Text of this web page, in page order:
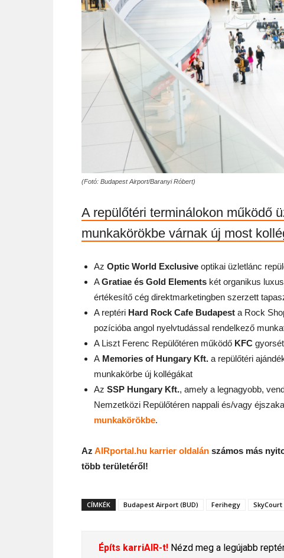
(Fotó: Budapest Airport/Baranyi Róbert)
A repülőtéri terminálokon működő
munkakörökbe várnak új most
Az Optic World Exclusive optikai üzletlánc
AGratiae és Gold Elements két organikus
értékesítő cég direktmarketingben szerzett
A reptéri Hard Rock Cafe Budapest a Rock
pozícióba angol nyelvtudással rendelkező
A Liszt Ferenc Repülőtéren működő KFC
A Memories of Hungary Kft. a repülőtéri
munkakörbe új kollégákat
Az SSP Hungary Kft., amely a legnagyobb,
Nemzetközi Repülőtéren nappali és/vagy
munkakörökbe.
Az AIRportal.hu karrier oldalán számos más
több területéről!
CÍMKÉK Budapest Airport (BUD) Ferihegy SkyCourt
Építs karriAIR-t! Nézd meg a legújabb